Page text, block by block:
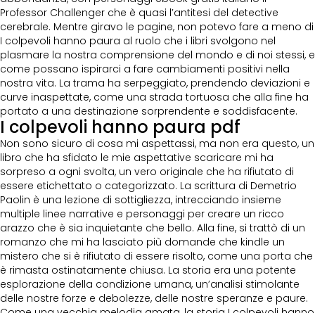
Professor Challenger che è quasi l’antitesi del detective
cerebrale. Mentre giravo le pagine, non potevo fare a meno di
I colpevoli hanno paura al ruolo che i libri svolgono nel
plasmare la nostra comprensione del mondo e di noi stessi, e
come possano ispirarci a fare cambiamenti positivi nella
nostra vita. La trama ha serpeggiato, prendendo deviazioni e
curve inaspettate, come una strada tortuosa che alla fine ha
portato a una destinazione sorprendente e soddisfacente.
I colpevoli hanno paura pdf
Non sono sicuro di cosa mi aspettassi, ma non era questo, un
libro che ha sfidato le mie aspettative scaricare mi ha
sorpreso a ogni svolta, un vero originale che ha rifiutato di
essere etichettato o categorizzato. La scrittura di Demetrio
Paolin è una lezione di sottigliezza, intrecciando insieme
multiple linee narrative e personaggi per creare un ricco
arazzo che è sia inquietante che bello. Alla fine, si trattò di un
romanzo che mi ha lasciato più domande che kindle un
mistero che si è rifiutato di essere risolto, come una porta che
è rimasta ostinatamente chiusa. La storia era una potente
esplorazione della condizione umana, un’analisi stimolante
delle nostre forze e debolezze, delle nostre speranze e paure.